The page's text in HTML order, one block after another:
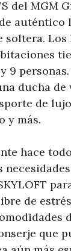
del MGM
auténtico
soltera.
9
ducha de
de
y más.
hace
de
que